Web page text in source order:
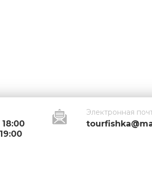
Электронная